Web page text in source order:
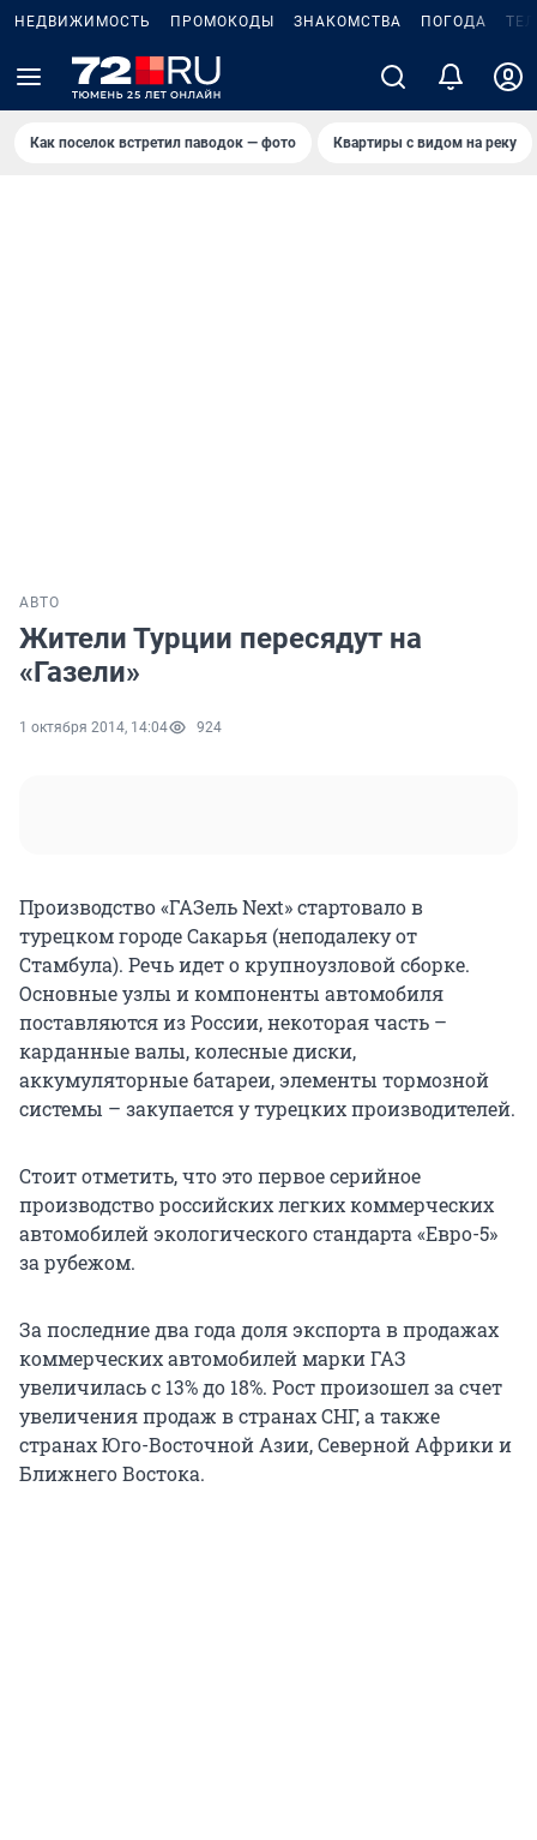
НЕДВИЖИМОСТЬ ПРОМОКОДЫ ЗНАКОМСТВА ПОГОДА
Как поселок встретил паводок — фото Квартиры с видом на реку
АВТО
Жители Турции пересядут на
«Газели»
1 октября 2014, 14:04 924
Производство «ГАЗель Next» стартовало в
турецком городе Сакарья (неподалеку от
Стамбула). Речь идет о крупноузловой сборке.
Основные узлы и компоненты автомобиля
поставляются из России, некоторая часть –
карданные валы, колесные диски,
аккумуляторные батареи, элементы тормозной
системы – закупается у турецких производителей.
Стоит отметить, что это первое серийное
производство российских легких коммерческих
автомобилей экологического стандарта «Евро-5»
за рубежом.
За последние два года доля экспорта в продажах
коммерческих автомобилей марки ГАЗ
увеличилась с 13% до 18%. Рост произошел за счет
увеличения продаж в странах СНГ, а также
странах Юго-Восточной Азии, Северной Африки и
Ближнего Востока.